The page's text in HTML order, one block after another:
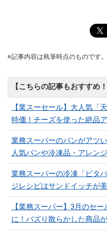
※記事内容は執筆時点のものです
【こちらの記事もおすすめ！
【業スーセール】大人気「
特価！チーズを使った絶品
業務スーパーのパンがアツ
人気パンや冷凍品・アレン
業務スーパーの冷凍「ピタ
ジレシピはサンドイッチが
【業務スーパー】3月のセ
に！バズり散らかした商品